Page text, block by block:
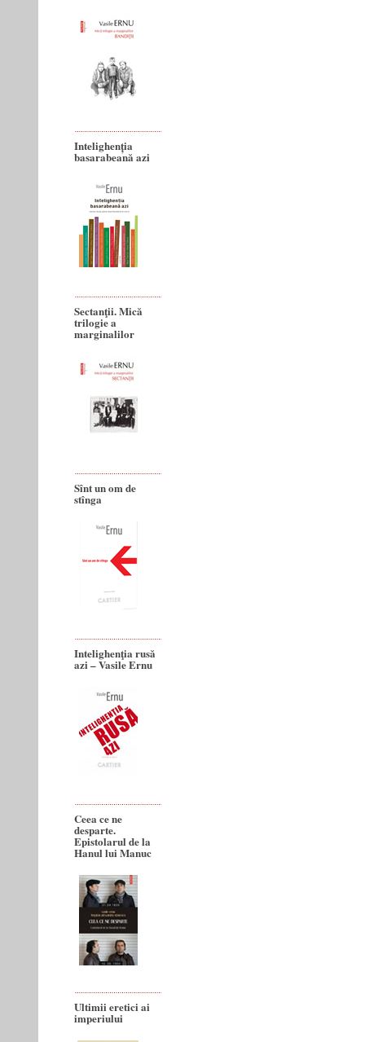
Intelighenția
basarabeană azi
Sectanţii. Mică
trilogie a
marginalilor
Sînt un om de
stînga
Intelighenţia rusă
azi – Vasile Ernu
Ceea ce ne
desparte.
Epistolarul de la
Hanul lui Manuc
Ultimii eretici ai
imperiului